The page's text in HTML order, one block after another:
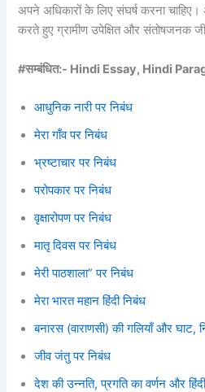
अपने अधिकारों के लिए संघर्ष करना
करते हुए ग्रामीण उपेक्षित और संतोषजनक
#सम्बंधित:- Hindi Essay, Hindi
आधुनिक नारी पर निबंध
मेरा गाँव पर निबंध
भ्रष्टाचार पर निबंध
परोपकार पर निबंध
वृक्षारोपण पर निबंध
मातृ दिवस पर निबंध
मेरी पाठशाला” पर निबंध
मेरा भारत महान हिंदी निबंध
बनारस (वाराणसी) की गलियाँ और घाट,
जीव जंतु पर निबंध
देश की उन्नति, प्रगति का वर्णन और